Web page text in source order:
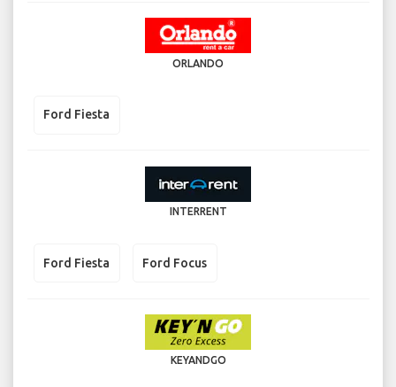
ORLANDO
Ford Fiesta
INTERRENT
Ford Fiesta Ford Focus
KEYANDGO